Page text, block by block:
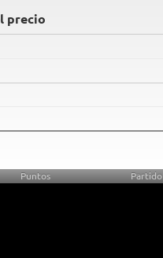
precio
Puntos Partido